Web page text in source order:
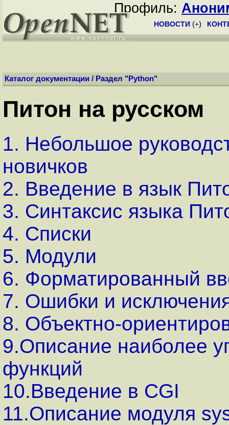
Профиль:
НОВОСТИ (+)
Каталог документации / Раздел " Python"
Питон на русском
1. Небольшое
новичков
2. Введение в язык
3. Синтаксис языка
4. Списки
5. Модули
6. Форматированный
7. Ошибки и
8. Объектно-
9.Описание наиболее
функций
10.Введение в CGI
11.Описание модуля